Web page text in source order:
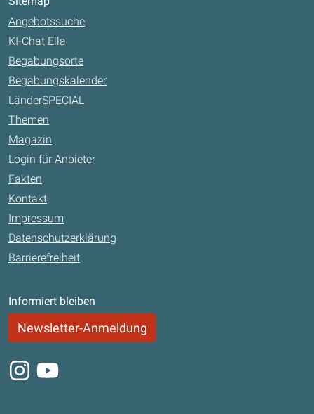
Angebotssuche
KI-Chat Ella
Begabungsorte
Begabungskalender
LänderSPECIAL
Themen
Magazin
Login für Anbieter
Fakten
Kontakt
Impressum
Datenschutzerklärung
Barrierefreiheit
Informiert bleiben
Newsletter-Anmeldung
Instagram
Youtube